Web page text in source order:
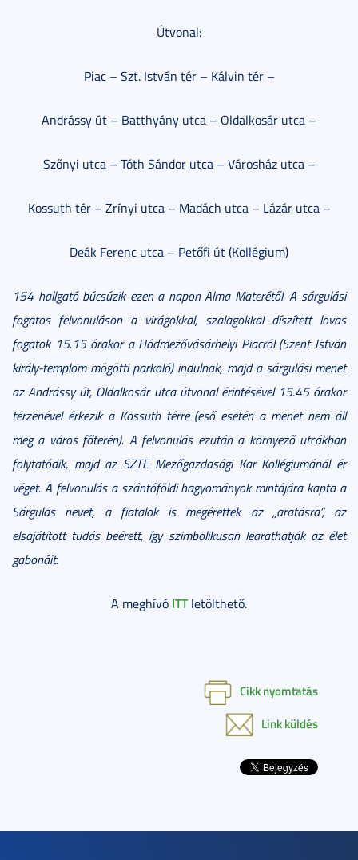
Útvonal:
Piac – Szt. István tér – Kálvin tér –
Andrássy út – Batthyány utca – Oldalkosár utca –
Szőnyi utca – Tóth Sándor utca – Városház utca –
Kossuth tér – Zrínyi utca – Madách utca – Lázár utca –
Deák Ferenc utca – Petőfi út (Kollégium)
154 hallgató búcsúzik ezen a napon Alma Materétől. A sárgulási
fogatos felvonuláson a virágokkal, szalagokkal díszített lovas
fogatok 15.15 órakor a Hódmezővásárhelyi Piacról (Szent István
király-templom mögötti parkoló) indulnak, majd a sárgulási menet
az Andrássy út, Oldalkosár utca útvonal érintésével 15.45 órakor
térzenével érkezik a Kossuth térre (eső esetén a menet nem áll
meg a város főterén). A felvonulás ezután a környező utcákban
folytatódik, majd az SZTE Mezőgazdasági Kar Kollégiumánál ér
véget. A felvonulás a szántóföldi hagyományok mintájára kapta a
Sárgulás nevet, a fiatalok is megérettek az „aratásra”, az
elsajátított tudás beérett, így szimbolikusan learathatják az élet
gabonáit.
A meghívó ITTletölthető.
Cikk nyomtatás
Link küldés